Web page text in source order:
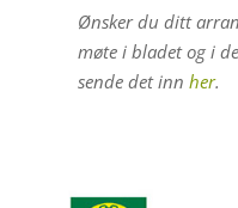
Ønsker du ditt
møte i bladet og i
sende det inn her.